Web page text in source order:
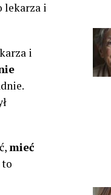
lekarza i
i
mieć
to